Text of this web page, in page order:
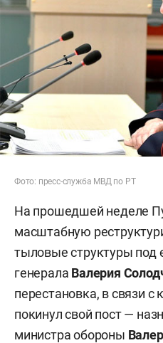
Фото: пресс-служба МВД по РТ
На прошедшей неделе
масштабную
тыловые структуры
генерала Валерия
перестановка, в связи с
покинул свой пост —
министра обороны